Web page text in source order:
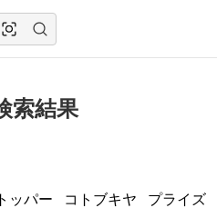
索結果
ッパー コトブキヤ プライズ